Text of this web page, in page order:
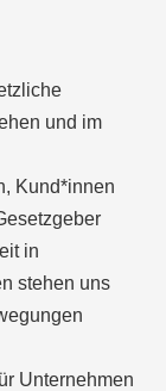
und im
Kund*innen
in
stehen uns
Unternehmen